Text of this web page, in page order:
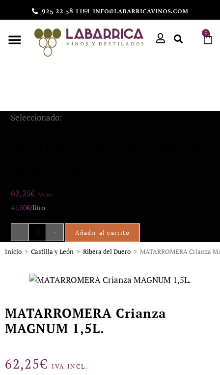
925 22 58 11 info@labarricavinos.com
0
Seleccionado:
62,25€ IVA incl.
41,50€/litro
- + Añadir al carrito
Inicio > Castilla y León > Ribera del Duero > MATARROMERA Crianza
MATARROMERA Crianza
MAGNUM 1,5L.
62,25€ IVA INCL.